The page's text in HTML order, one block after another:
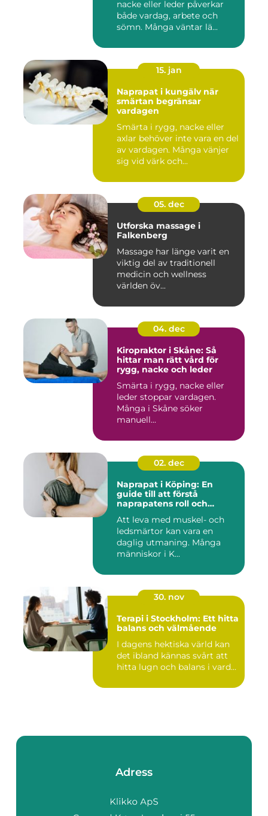
nacke eller leder påverkar
både vardag, arbete och
sömn. Många väntar lä...
15. jan
Naprapat i kungälv när
smärtan begränsar
vardagen
Smärta i rygg, nacke eller
axlar behöver inte vara en del
av vardagen. Många vänjer
sig vid värk och...
05. dec
Utforska massage i
Falkenberg
Massage har länge varit en
viktig del av traditionell
medicin och wellness
världen öv...
04. dec
Kiropraktor i Skåne: Så
hittar man rätt vård för
rygg, nacke och leder
Smärta i rygg, nacke eller
leder stoppar vardagen.
Många i Skåne söker
manuell...
02. dec
Naprapat i Köping: En
guide till att förstå
naprapatens roll och
Att leva med muskel- och
ledsmärtor kan vara en
daglig utmaning. Många
människor i K...
30. nov
Terapi i Stockholm: Ett hitta
balans och välmående
I dagens hektiska värld kan
det ibland kännas svårt att
hitta lugn och balans i vard...
Adress